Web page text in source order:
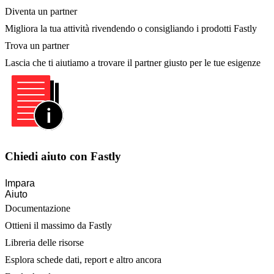
Diventa un partner
Migliora la tua attività rivendendo o consigliando i prodotti Fastly
Trova un partner
Lascia che ti aiutiamo a trovare il partner giusto per le tue esigenze
Chiedi aiuto con Fastly
Impara
Aiuto
Documentazione
Ottieni il massimo da Fastly
Libreria delle risorse
Esplora schede dati, report e altro ancora